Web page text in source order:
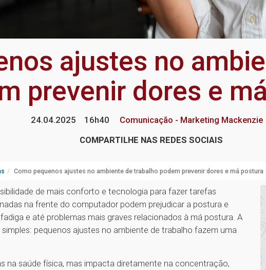
ajustes no
prevenir dores e
24.04.2025 16h40
Comunicação - Marketing Mackenzie
COMPARTILHE NAS REDES SOCIAIS
Como pequenos ajustes no ambiente de trabalho podem prevenir dores e má postura
de mais conforto e tecnologia para fazer tarefas
na frente do computador podem prejudicar a postura e
e até problemas mais graves relacionados à má postura. A
pequenos ajustes no ambiente de trabalho fazem uma
na saúde física, mas impacta diretamente na concentração,